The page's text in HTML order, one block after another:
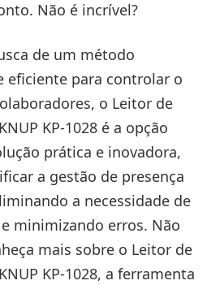
Não é incrível?
de um método
eficiente para controlar o
o Leitor de
KP-1028 é a opção
prática e inovadora,
a gestão de presença
a necessidade de
minimizando erros. Não
mais sobre o Leitor de
KP-1028, a ferramenta